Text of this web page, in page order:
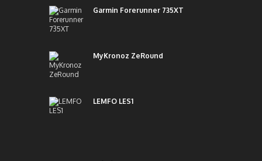
Garmin Forerunner 735XT
MyKronoz ZeRound
LEMFO LES1